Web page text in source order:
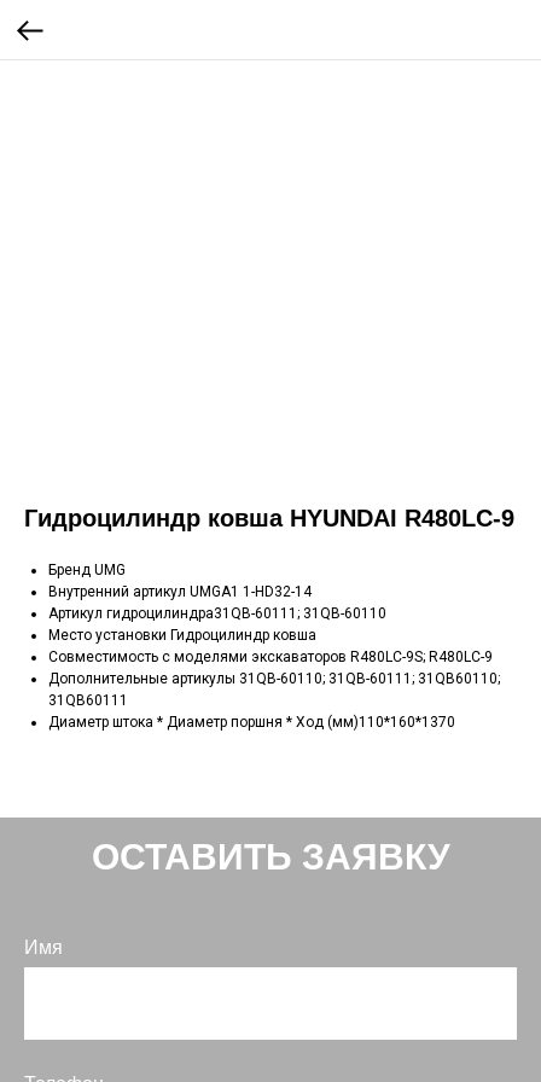
Гидроцилиндр ковша HYUNDAI R480LC-9
Бренд UMG
Внутренний артикул UMGA1 1-HD32-14
Артикул гидроцилиндра31QB-60111; 31QB-60110
Место установки Гидроцилиндр ковша
Совместимость с моделями экскаваторов R480LC-9S; R480LC-9
Дополнительные артикулы 31QB-60110; 31QB-60111; 31QB60110;
31QB60111
Диаметр штока * Диаметр поршня * Ход (мм)110*160*1370
ОСТАВИТЬ ЗАЯВКУ
Имя